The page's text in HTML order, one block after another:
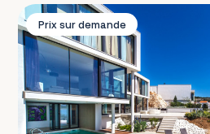
Villa Golden Palace
Prix sur demande